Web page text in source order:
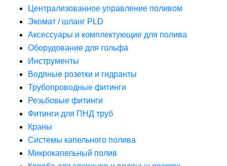
Централизованное управление поливом
Экомат / шланг PLD
Аксессуары и комплектующие для полива
Оборудование для гольфа
Инструменты
Водяные розетки и гидранты
Трубопроводные фитинги
Резьбовые фитинги
Фитинги для ПНД труб
Краны
Системы капельного полива
Микрокапельный полив